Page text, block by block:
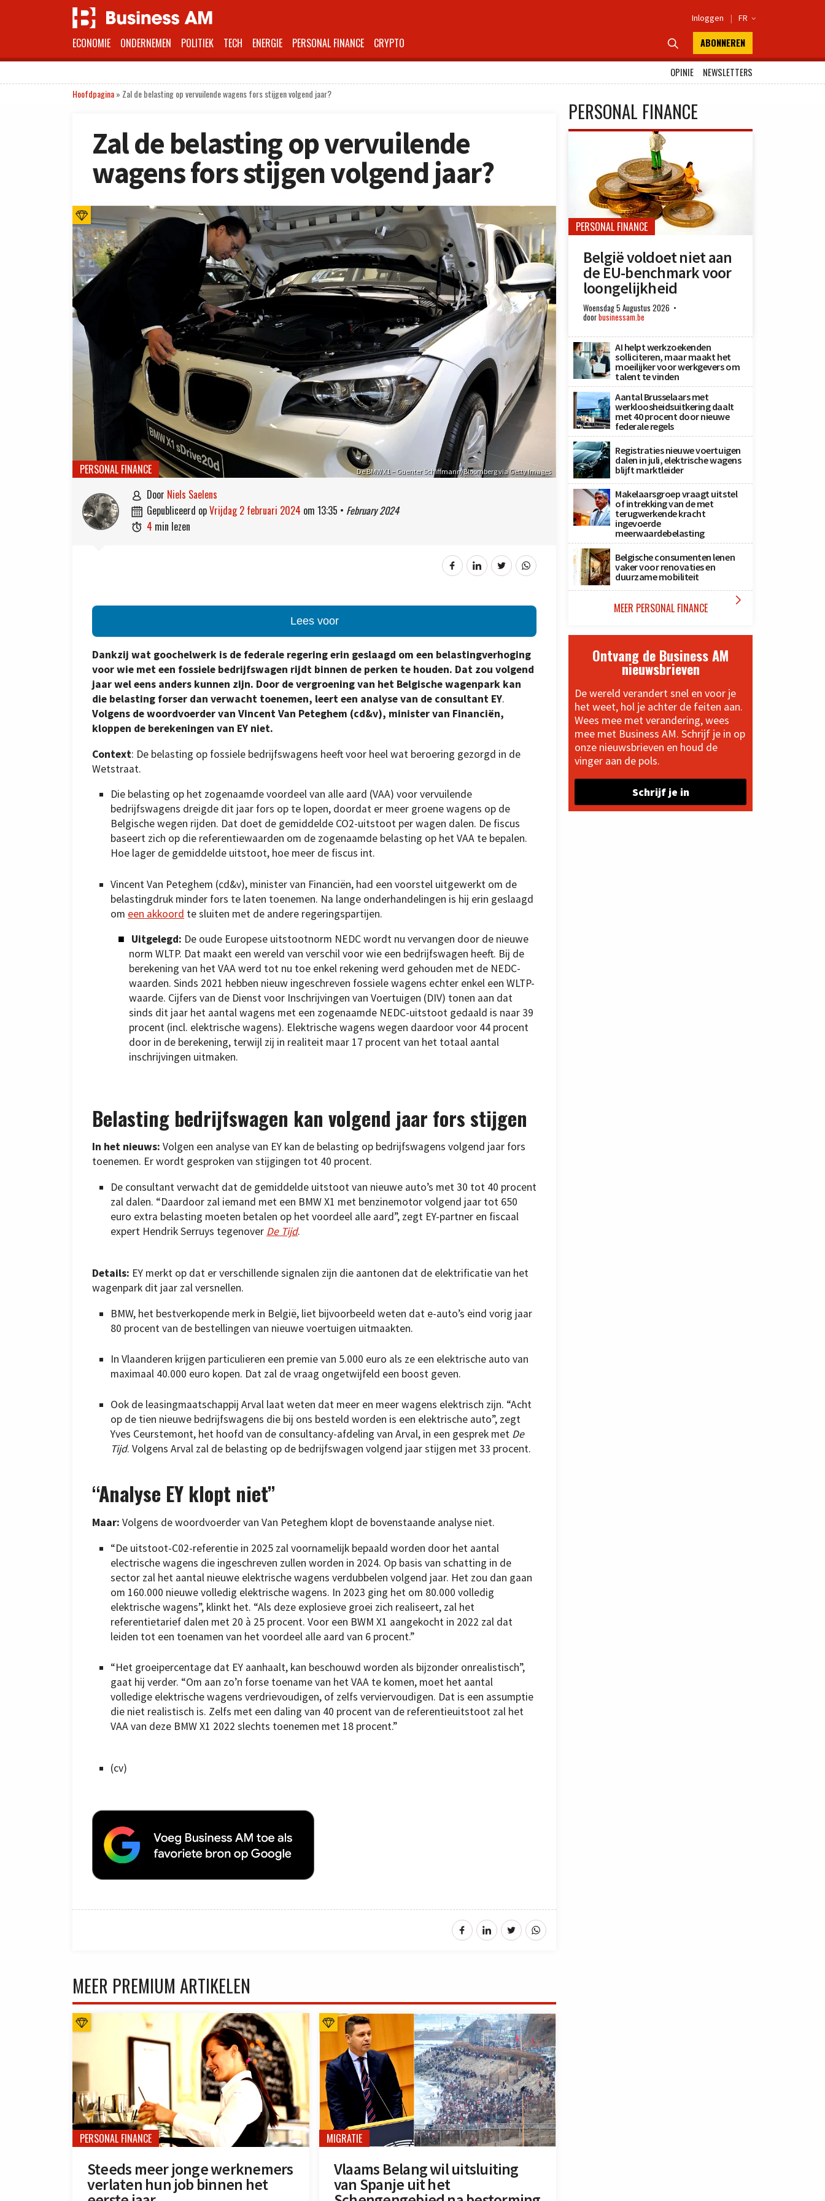
Inloggen | FR 
ECONOMIE ONDERNEMEN POLITIEK TECH ENERGIE PERSONAL FINANCE CRYPTO  ABONNEREN
OPINIE
NEWSLETTERS
Hoofdpagina» Zal de belasting op vervuilende wagens fors stijgen volgend jaar?
Zal de belasting op vervuilende
wagens fors stijgen volgend jaar?
De BMW X1 – Guenter Schiffmann/Bloomberg via Getty Images
PERSONAL FINANCE
 door Niels Saelens
 gepubliceerd op vrijdag 2 februari 2024 om 13:35 • February 2024
 4 min lezen
Lees voor
Dankzij wat goochelwerk is de federale regering erin geslaagd om een belastingverhoging
voor wie met een fossiele bedrijfswagen rijdt binnen de perken te houden. Dat zou volgend
jaar wel eens anders kunnen zijn. Door de vergroening van het Belgische wagenpark kan
die belasting forser dan verwacht toenemen, leert een analyse van de consultant EY.
Volgens de woordvoerder van Vincent Van Peteghem (cd&v), minister van Financiën,
kloppen de berekeningen van EY niet.
Context: De belasting op fossiele bedrijfswagens heeft voor heel wat beroering gezorgd in de
Wetstraat.
Die belasting op het zogenaamde voordeel van alle aard (VAA) voor vervuilende
bedrijfswagens dreigde dit jaar fors op te lopen, doordat er meer groene wagens op de
Belgische wegen rijden. Dat doet de gemiddelde CO2-uitstoot per wagen dalen. De fiscus
baseert zich op die referentiewaarden om de zogenaamde belasting op het VAA te bepalen.
Hoe lager de gemiddelde uitstoot, hoe meer de fiscus int.
Vincent Van Peteghem (cd&v), minister van Financiën, had een voorstel uitgewerkt om de
belastingdruk minder fors te laten toenemen. Na lange onderhandelingen is hij erin geslaagd
om een akkoord te sluiten met de andere regeringspartijen.
Uitgelegd: De oude Europese uitstootnorm NEDC wordt nu vervangen door de nieuwe
norm WLTP. Dat maakt een wereld van verschil voor wie een bedrijfswagen heeft. Bij de
berekening van het VAA werd tot nu toe enkel rekening werd gehouden met de NEDC-
waarden. Sinds 2021 hebben nieuw ingeschreven fossiele wagens echter enkel een WLTP-
waarde. Cijfers van de Dienst voor Inschrijvingen van Voertuigen (DIV) tonen aan dat
sinds dit jaar het aantal wagens met een zogenaamde NEDC-uitstoot gedaald is naar 39
procent (incl. elektrische wagens). Elektrische wagens wegen daardoor voor 44 procent
door in de berekening, terwijl zij in realiteit maar 17 procent van het totaal aantal
inschrijvingen uitmaken.
Belasting bedrijfswagen kan volgend jaar fors stijgen
In het nieuws: Volgen een analyse van EY kan de belasting op bedrijfswagens volgend jaar fors
toenemen. Er wordt gesproken van stijgingen tot 40 procent.
De consultant verwacht dat de gemiddelde uitstoot van nieuwe auto’s met 30 tot 40 procent
zal dalen. “Daardoor zal iemand met een BMW X1 met benzinemotor volgend jaar tot 650
euro extra belasting moeten betalen op het voordeel alle aard”, zegt EY-partner en fiscaal
expert Hendrik Serruys tegenover De Tijd.
Details: EY merkt op dat er verschillende signalen zijn die aantonen dat de elektrificatie van het
wagenpark dit jaar zal versnellen.
BMW, het bestverkopende merk in België, liet bijvoorbeeld weten dat e-auto’s eind vorig jaar
80 procent van de bestellingen van nieuwe voertuigen uitmaakten.
In Vlaanderen krijgen particulieren een premie van 5.000 euro als ze een elektrische auto van
maximaal 40.000 euro kopen. Dat zal de vraag ongetwijfeld een boost geven.
Ook de leasingmaatschappij Arval laat weten dat meer en meer wagens elektrisch zijn. “Acht
op de tien nieuwe bedrijfswagens die bij ons besteld worden is een elektrische auto”, zegt
Yves Ceurstemont, het hoofd van de consultancy-afdeling van Arval, in een gesprek met De
Tijd. Volgens Arval zal de belasting op de bedrijfswagen volgend jaar stijgen met 33 procent.
“Analyse EY klopt niet”
Maar: Volgens de woordvoerder van Van Peteghem klopt de bovenstaande analyse niet.
“De uitstoot-C02-referentie in 2025 zal voornamelijk bepaald worden door het aantal
electrische wagens die ingeschreven zullen worden in 2024. Op basis van schatting in de
sector zal het aantal nieuwe elektrische wagens verdubbelen volgend jaar. Het zou dan gaan
om 160.000 nieuwe volledig elektrische wagens. In 2023 ging het om 80.000 volledig
elektrische wagens”, klinkt het. “Als deze explosieve groei zich realiseert, zal het
referentietarief dalen met 20 à 25 procent. Voor een BWM X1 aangekocht in 2022 zal dat
leiden tot een toenamen van het voordeel alle aard van 6 procent.”
“Het groeipercentage dat EY aanhaalt, kan beschouwd worden als bijzonder onrealistisch”,
gaat hij verder. “Om aan zo’n forse toename van het VAA te komen, moet het aantal
volledige elektrische wagens verdrievoudigen, of zelfs verviervoudigen. Dat is een assumptie
die niet realistisch is. Zelfs met een daling van 40 procent van de referentieuitstoot zal het
VAA van deze BMW X1 2022 slechts toenemen met 18 procent.”
(cv)
MEER PREMIUM ARTIKELEN
PERSONAL FINANCE
Steeds meer jonge werknemers
verlaten hun job binnen het
MIGRATIE
Vlaams Belang wil uitsluiting
van Spanje uit het
PERSONAL FINANCE
PERSONAL FINANCE
België voldoet niet aan
de EU-benchmark voor
loongelijkheid
Woensdag 5 Augustus 2026
doorbusinessam.be
AI helpt werkzoekenden
solliciteren, maar maakt het
moeilijker voor werkgevers om
talent te vinden
Aantal Brusselaars met
werkloosheidsuitkering daalt
met 40 procent door nieuwe
federale regels
Registraties nieuwe voertuigen
dalen in juli, elektrische wagens
blijft marktleider
Makelaarsgroep vraagt uitstel
of intrekking van de met
terugwerkende kracht
ingevoerde
meerwaardebelasting
Belgische consumenten lenen
vaker voor renovaties en
duurzame mobiliteit
MEER PERSONAL FINANCE 
Ontvang de Business AM
nieuwsbrieven
De wereld verandert snel en voor je
het weet, hol je achter de feiten aan.
Wees mee met verandering, wees
mee met Business AM. Schrijf je in op
onze nieuwsbrieven en houd de
vinger aan de pols.
Schrijf je in